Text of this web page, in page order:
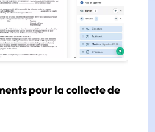
pour la collecte de